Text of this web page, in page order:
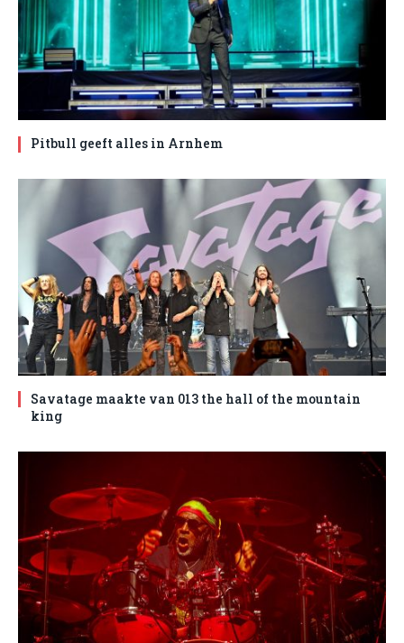
Pitbull geeft alles in Arnhem
Savatage maakte van 013 the hall of the mountain
king